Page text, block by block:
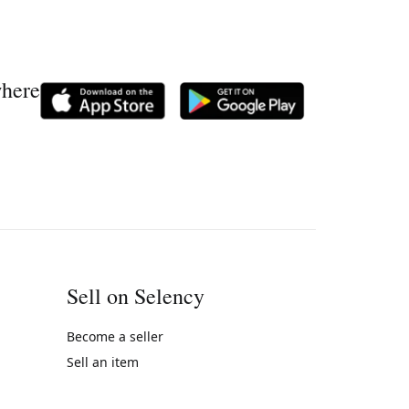
Sell on Selency
Become a seller
Sell an item